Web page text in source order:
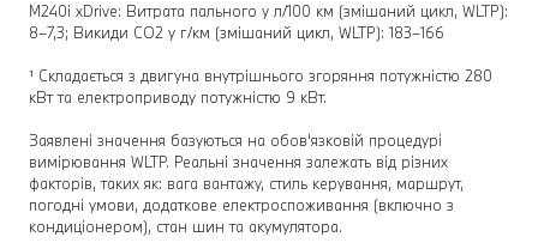
M240i xDrive: Витрата пального у л/100 км (змішаний цикл, WLTP):
8–7,3; Викиди CO2 у г/км (змішаний цикл, WLTP): 183–166
¹ Складається з двигуна внутрішнього згоряння потужністю 280
кВт та електроприводу потужністю 9 кВт.
Заявлені значення базуються на обов'язковій процедурі
вимірювання WLTP. Реальні значення залежать від різних
факторів, таких як: вага вантажу, стиль керування, маршрут,
погодні умови, додаткове електроспоживання (включно з
кондиціонером), стан шин та акумулятора.